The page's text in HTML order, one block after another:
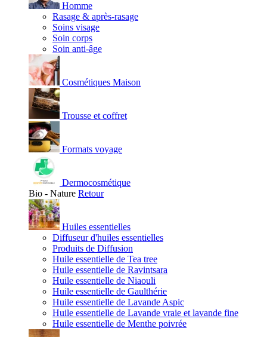
Homme
Rasage & après-rasage
Soins visage
Soin corps
Soin anti-âge
Cosmétiques Maison
Trousse et coffret
Formats voyage
Dermocosmétique
Bio - Nature Retour
Huiles essentielles
Diffuseur d'huiles essentielles
Produits de Diffusion
Huile essentielle de Tea tree
Huile essentielle de Ravintsara
Huile essentielle de Niaouli
Huile essentielle de Gaulthérie
Huile essentielle de Lavande Aspic
Huile essentielle de Lavande vraie et lavande fine
Huile essentielle de Menthe poivrée